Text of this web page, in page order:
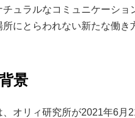
チュラルなコミュニケーシ
所にとらわれない新たな働き
景
、オリィ研究所が2021年6月